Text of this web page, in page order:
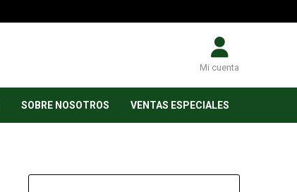
Mi cuenta
SOBRE NOSOTROS VENTAS ESPECIALES